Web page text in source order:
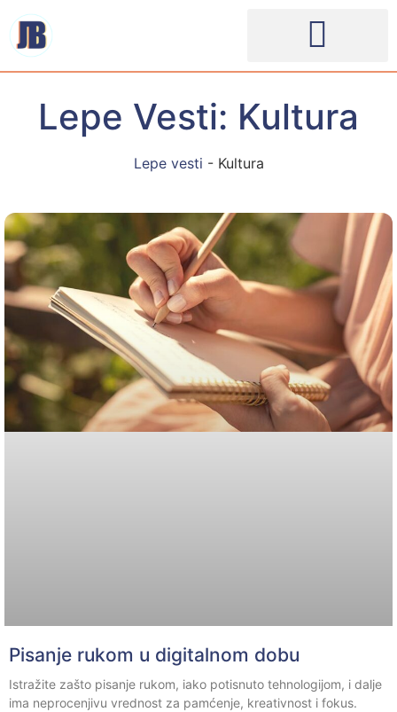
Lepe Vesti: Kultura
Lepe vesti - Kultura
Pisanje rukom u digitalnom dobu
Istražite zašto pisanje rukom, iako potisnuto tehnologijom, i dalje
ima neprocenjivu vrednost za pamćenje, kreativnost i fokus.